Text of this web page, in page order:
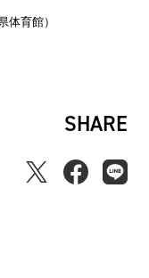
体育館）
SHARE